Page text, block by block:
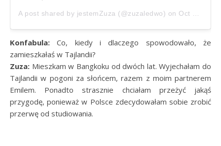
A post shared by jestemZuza (@zuzaledwo) on Oct 26, 2017 at 1:55am PDT
Konfabula: Co, kiedy i dlaczego spowodowało, że
zamieszkałaś w Tajlandii?
Zuza: Mieszkam w Bangkoku od dwóch lat. Wyjechałam do
Tajlandii w pogoni za słońcem, razem z moim partnerem
Emilem. Ponadto strasznie chciałam przeżyć jakąś
przygodę, ponieważ w Polsce zdecydowałam sobie zrobić
przerwę od studiowania.